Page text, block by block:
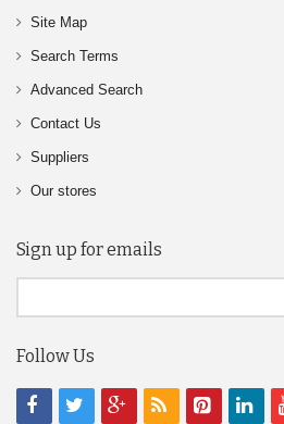
Site Map
Search Terms
Advanced Search
Contact Us
Suppliers
Our stores
Sign up for emails
Follow Us